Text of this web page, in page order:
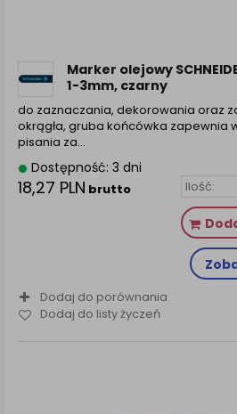
Marker olejowy
1-3mm, czarny
do zaznaczania, dekorowania oraz
okrągła, gruba końcówka zapewnia
pisania za...
Dostępność: 3 dni
18,27 PLN brutto
Dodaj do porównania
Dodaj do listy życzeń
zakładania konta.
Każda Państwa zgoda jest
dowolnym momencie wycofać.
Polityka prywatności (rozwiń)
Klauzula Informacyjna (rozwiń)
Lista Zaufanych Partnerów